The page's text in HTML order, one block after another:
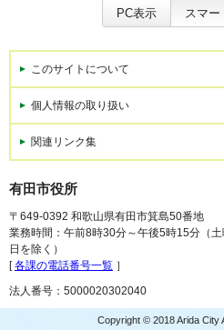
PC表示 スマ
このサイトについて
個人情報の取り扱い
関連リンク集
有田市役所
〒649-0392 和歌山県有田市箕島50番地
業務時間：午前8時30分～午後5時15分（
日を除く）
[各課の電話番号一覧 ］
法人番号：5000020302040
Copyright © 2018 Arida City